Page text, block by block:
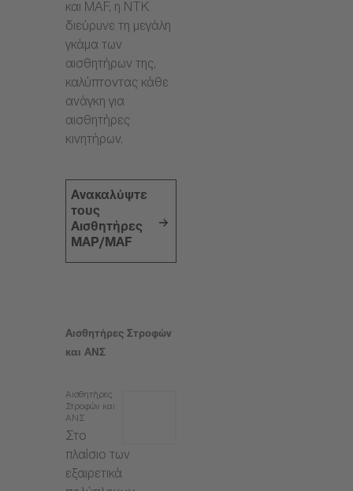
και MAF, η NTK
διεύρυνε τη μεγάλη
γκάμα των
αισθητήρων της,
καλύπτοντας κάθε
ανάγκη για
αισθητήρες
κινητήρων.
Ανακαλύψτε
τους
Αισθητήρες
MAP/MAF
Αισθητήρες Στροφών
και ΑΝΣ
Αισθητήρες
Στροφών και
ΑΝΣ
Στο
πλαίσιο των
εξαιρετικά